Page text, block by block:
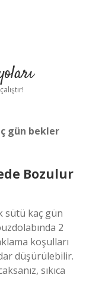
gün bekler
Bozulur
sütü kaç gün
2
koşulları
düşürülebilir.
sıkıca